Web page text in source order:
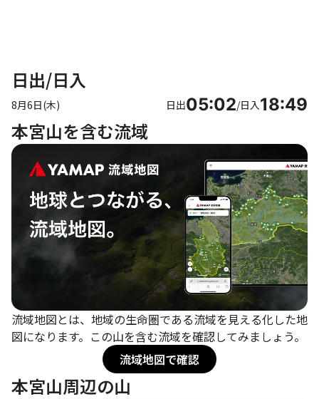
日出/日入
8月6日(木) 日出05:02/日入18:49
本宮山を含む流域
流域地図とは、地域の生命圏である流域を見える化した地
図になります。この山を含む流域を確認してみましょう。
流域地図で確認
本宮山周辺の山